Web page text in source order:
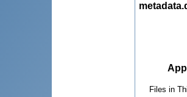
Files in